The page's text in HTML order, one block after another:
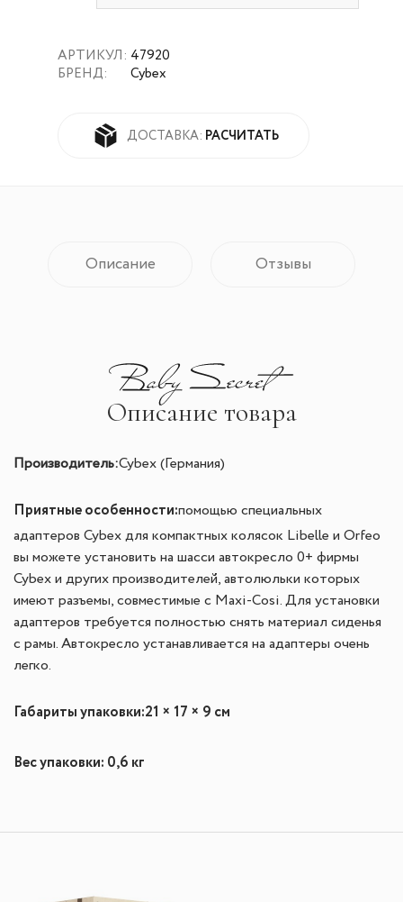
АРТИКУЛ:
БРЕНД:
47920
Cybex
ДОСТАВКА: РАСЧИТАТЬ
Описание Отзывы
Описание товара
Производитель:Cybex (Германия)
Приятные особенности:помощью специальных
адаптеров Cybex для компактных колясок Libelle и Orfeo
вы можете установить на шасси автокресло 0+ фирмы
Cybex и других производителей, автолюльки которых
имеют разъемы, совместимые с Maxi-Cosi. Для установки
адаптеров требуется полностью снять материал сиденья
с рамы. Автокресло устанавливается на адаптеры очень
легко.
Габариты упаковки:21 × 17 × 9 см
Вес упаковки: 0,6 кг